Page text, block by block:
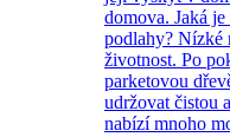
domova. Jaká
podlahy? Nízké
životnost. Po
parketovou
udržovat čistou
nabízí mnoho